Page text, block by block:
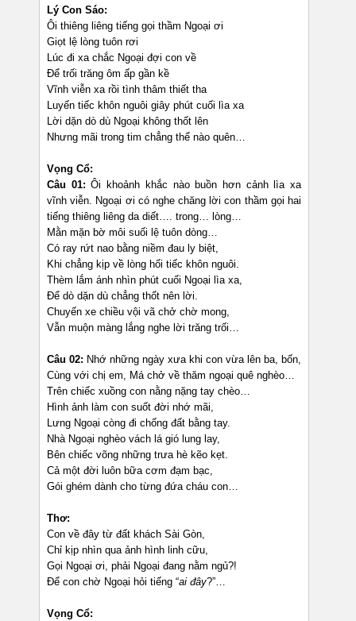
Lý Con Sáo:
Ôi thiêng liêng tiếng gọi thầm Ngoại ơi
Giọt lệ lòng tuôn rơi
Lúc đi xa chắc Ngoại đợi con về
Để trối trăng ôm ấp gần kề
Vĩnh viễn xa rồi tình thâm thiết tha
Luyến tiếc khôn nguôi giây phút cuối lìa xa
Lời dặn dò dù Ngoại không thốt lên
Nhưng mãi trong tim chẳng thể nào quên…
Vọng Cổ:
Câu 01:Ôi khoảnh khắc nào buồn hơn cảnh lìa xa
vĩnh viễn. Ngoại ơi có nghe chăng lời con thầm gọi hai
tiếng thiêng liêng da diết…. trong… lòng…
Mằn mặn bờ môi suối lệ tuôn dòng…
Có ray rứt nao bằng niềm đau ly biệt,
Khi chẳng kịp về lòng hối tiếc khôn nguôi.
Thèm lắm ánh nhìn phút cuối Ngoại lìa xa,
Để dò dặn dù chẳng thốt nên lời.
Chuyến xe chiều vội vã chở chờ mong,
Vẫn muộn màng lắng nghe lời trăng trối…
Câu 02: Nhớ những ngày xưa khi con vừa lên ba, bốn,
Cùng với chị em, Má chở về thăm ngoại quê nghèo…
Trên chiếc xuồng con nằng nặng tay chèo…
Hình ảnh làm con suốt đời nhớ mãi,
Lưng Ngoại còng đi chống đất bằng tay.
Nhà Ngoại nghèo vách lá gió lung lay,
Bên chiếc võng những trưa hè kẽo kẹt.
Cả một đời luôn bữa cơm đạm bạc,
Gói ghém dành cho từng đứa cháu con…
Thơ:
Con về đây từ đất khách Sài Gòn,
Chỉ kịp nhìn qua ảnh hình linh cữu,
Gọi Ngoại ơi, phải Ngoại đang nằm ngủ?!
Để con chờ Ngoại hỏi tiếng “ai đây?”…
Vọng Cổ: